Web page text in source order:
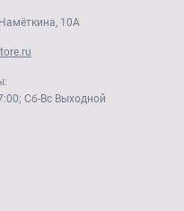
10А
Сб-Вс Выходной